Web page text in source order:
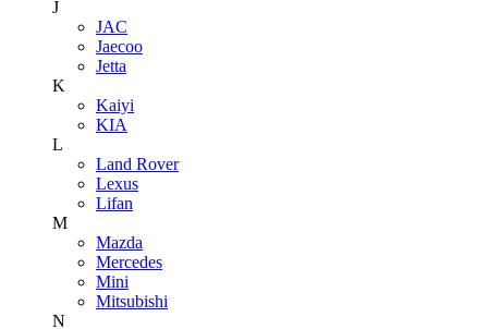
J
JAC
Jaecoo
Jetta
K
Kaiyi
KIA
L
Land Rover
Lexus
Lifan
M
Mazda
Mercedes
Mini
Mitsubishi
N